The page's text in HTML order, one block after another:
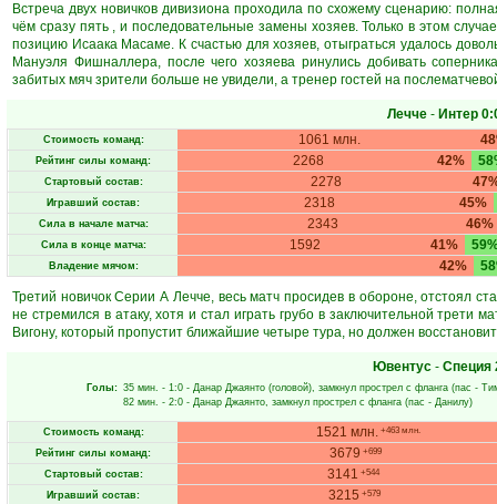
Встреча двух новичков дивизиона проходила по схожему сценарию:
чём сразу пять , и последовательные замены хозяев. Только в этом
позицию Исаака Масаме. К счастью для хозяев, отыграться удалось
Мануэля Фишналлера, после чего хозяева ринулись добивать
забитых мяч зрители больше не увидели, а тренер гостей на
Лечче- Интер
Стоимость команд: 1061 млн.
Рейтинг силы команд: 42%
2268
Стартовый состав: 2278
Игравший состав: 45%
2318
Сила в начале матча: 46%
2343
Сила в конце матча: 41%
1592
Владение мячом: 42%
Третий новичок Серии А Лечче, весь матч просидев в обороне, отстоял
не стремился в атаку, хотя и стал играть грубо в заключительной трети
Вигону, который пропустит ближайшие четыре тура, но должен
Ювентус - Специя
Голы: 35 мин. - 1:0 - Данар Джаянто (головой), замкнул прострел с фланга (пас -
82 мин. - 2:0 - Данар Джаянто, замкнул прострел с фланга (пас - Данилу)
Стоимость команд: 1521 млн. +463 млн.
Рейтинг силы команд: 3679 +699
Стартовый состав: 3141 +544
Игравший состав: 3215 +579